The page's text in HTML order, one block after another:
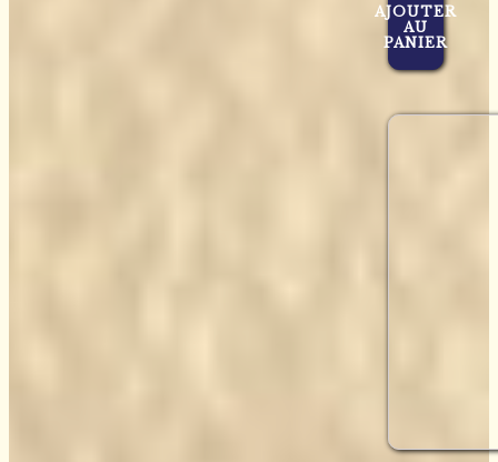
AJOUTER
AU
PANIER